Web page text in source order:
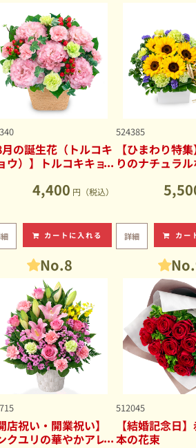
月の誕生花（トルコキ
ウ）】トルコキキョ
4,400 円（税込）
カートに入れる
524385
【ひまわり特
りのナチュラ
詳細 カー
No.8
店祝い・開業祝い】
クユリの華やかアレ
512045
【結婚記念日
本の花束